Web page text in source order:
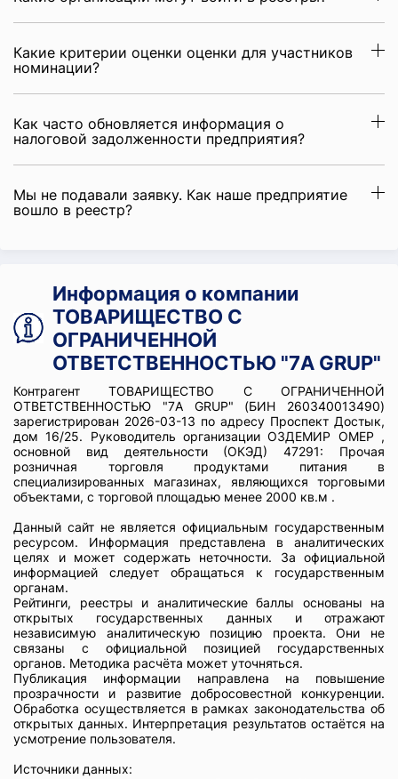
Какие критерии оценки оценки для участников
номинации?
Как часто обновляется информация о
налоговой задолженности предприятия?
Мы не подавали заявку. Как наше предприятие
вошло в реестр?
Информация о компании
ТОВАРИЩЕСТВО С
ОГРАНИЧЕННОЙ
ОТВЕТСТВЕННОСТЬЮ "7A GRUP"
Контрагент ТОВАРИЩЕСТВО С ОГРАНИЧЕННОЙ
ОТВЕТСТВЕННОСТЬЮ "7A GRUP" (БИН 260340013490)
зарегистрирован 2026-03-13 по адресу Проспект Достык,
дом 16/25. Руководитель организации ОЗДЕМИР ОМЕР ,
основной вид деятельности (ОКЭД) 47291: Прочая
розничная торговля продуктами питания в
специализированных магазинах, являющихся торговыми
объектами, с торговой площадью менее 2000 кв.м .
Данный сайт не является официальным государственным
ресурсом. Информация представлена в аналитических
целях и может содержать неточности. За официальной
информацией следует обращаться к государственным
органам.
Рейтинги, реестры и аналитические баллы основаны на
открытых государственных данных и отражают
независимую аналитическую позицию проекта. Они не
связаны с официальной позицией государственных
органов. Методика расчёта может уточняться.
Публикация информации направлена на повышение
прозрачности и развитие добросовестной конкуренции.
Обработка осуществляется в рамках законодательства об
открытых данных. Интерпретация результатов остаётся на
усмотрение пользователя.
Источники данных: